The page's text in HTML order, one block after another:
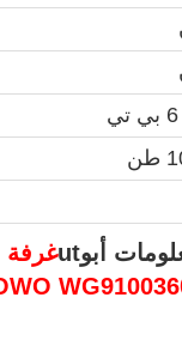
أبوutغرفة